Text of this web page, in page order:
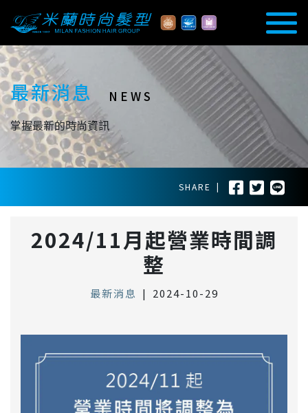
最新消息 NEWS
掌握最新的時尚資訊
SHARE |
2024/11月起營業時間調
整
最新消息 | 2024-10-29